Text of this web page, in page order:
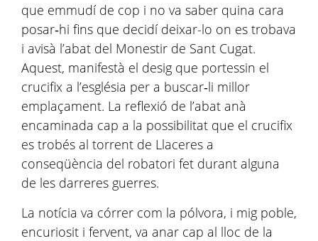
que emmudí de cop i no va saber quina cara
posar‑hi fins que decidí deixar-lo on es trobava
i avisà l’abat del Monestir de Sant Cugat.
Aquest, manifestà el desig que portessin el
crucifix a l’església per a buscar‑li millor
emplaçament. La reflexió de l’abat anà
encaminada cap a la possibilitat que el crucifix
es trobés al torrent de Llaceres a
conseqüència del robatori fet durant alguna
de les darreres guerres.
La notícia va córrer com la pólvora, i mig poble,
encuriosit i fervent, va anar cap al lloc de la